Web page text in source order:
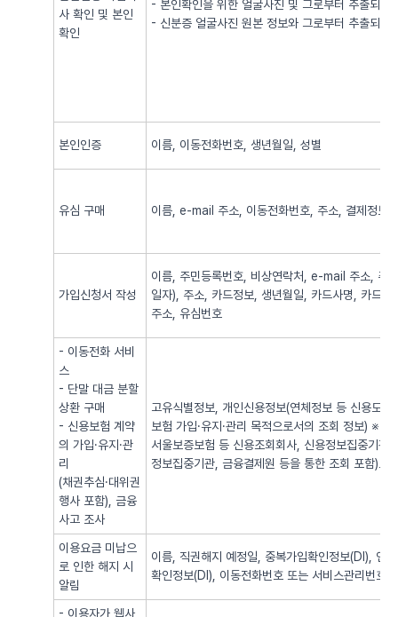
사 확인 및 본인
확인
- 본인확인을 위한 얼굴사진 및 그로부터 추출되어
- 신분증 얼굴사진 원본 정보와 그로부터 추출되어
본인인증 이름, 이동전화번호, 생년월일, 성별
유심 구매 이름, e-mail 주소, 이동전화번호, 주소, 결제정보,
가입신청서 작성
이름, 주민등록번호, 비상연락처, e-mail 주소, 주
일자), 주소, 카드정보, 생년월일, 카드사명, 카드
주소, 유심번호
- 이동전화 서비
스
- 단말 대금 분할
상환 구매
- 신용보험 계약
의 가입·유지·관
리
(채권추심·대위권
행사 포함), 금융
사고 조사
고유식별정보, 개인신용정보(연체정보 등 신용도
보험 가입·유지·관리 목적으로서의 조회 정보) ※
서울보증보험 등 신용조회회사, 신용정보집중기관
정보집중기관, 금융결제원 등을 통한 조회 포함)로
이용요금 미납으
로 인한 해지 시
알림
이름, 직권해지 예정일, 중복가입확인정보(DI), 연
확인정보(DI), 이동전화번호 또는 서비스관리번호
- 이용자가 웹사